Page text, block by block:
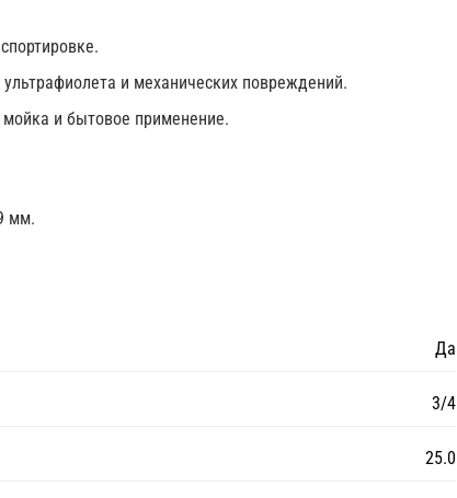
и механических повреждений.
и бытовое применение.
мм.
Да
3/4
25.0